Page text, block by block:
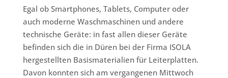
Egal ob Smartphones, Tablets, Computer oder
auch moderne Waschmaschinen und andere
technische Geräte: in fast allen dieser Geräte
befinden sich die in Düren bei der Firma ISOLA
hergestellten Basismaterialien für Leiterplatten.
Davon konnten sich am vergangenen Mittwoch